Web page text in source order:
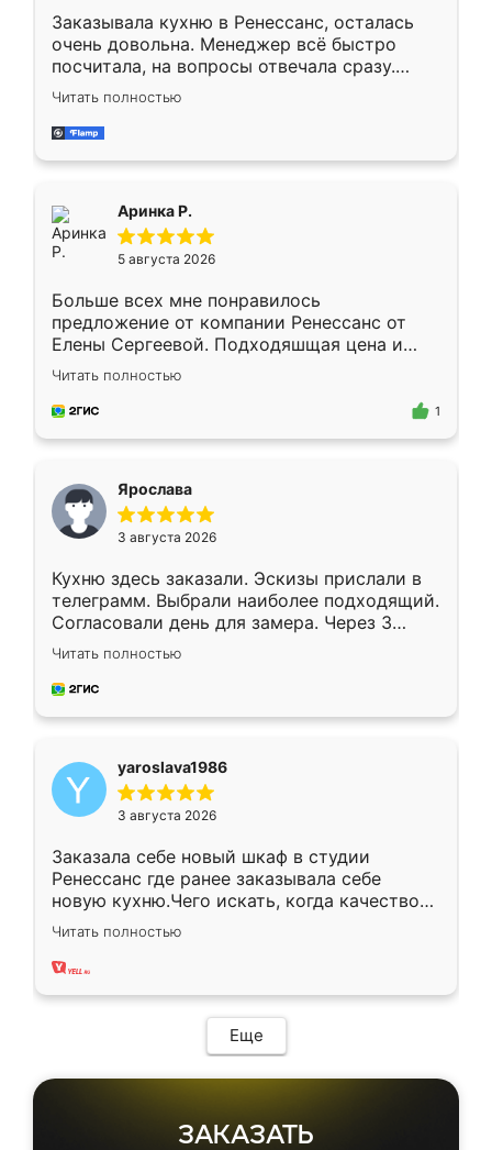
Заказывала кухню в Ренессанс, осталась
очень довольна. Менеджер всё быстро
посчитала, на вопросы отвечала сразу.
Замерщик приехал в субботу, подошёл к
делу со всей ответственностью. Собрали
за день, ребята работали аккуратно, даже
Читать полностью
Аринка Р.
5 августа 2026
Больше всех мне понравилось
предложение от компании Ренессанс от
Елены Сергеевой. Подходяшщая цена и
короткие сроки изготовления. Приехавший
для замера сотрудник Владислав
предложил по моему эскизу самый
Читать полностью
1
Ярослава
3 августа 2026
Кухню здесь заказали. Эскизы прислали в
телеграмм. Выбрали наиболее подходящий.
Согласовали день для замера. Через 3
недели кухня была уже готова. Остались
довольны работой. Спасибо Ренессанс
мебель за качественную работу!
Читать полностью
yaroslava1986
3 августа 2026
Заказала себе новый шкаф в студии
Ренессанс где ранее заказывала себе
новую кухню.Чего искать, когда качеством
вполне довольна. Служит кухня уже почти
два года, нареканий нет.
Читать полностью
Еще
ЗАКАЗАТЬ